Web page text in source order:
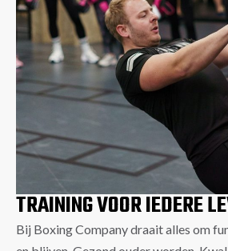
TRAINING VOOR IEDERE
Bij Boxing Company draait alles om